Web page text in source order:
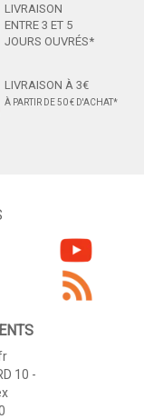
LIVRAISON
ENTRE 3 ET 5
JOURS OUVRÉS*
LIVRAISON À 3€
À PARTIR DE 50 € D'ACHAT*
10 -